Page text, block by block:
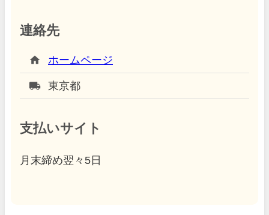
連絡先
home ホームページ
local_shipping 東京都
支払いサイト
月末締め翌々5日